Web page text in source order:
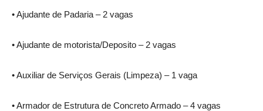
• Ajudante de Padaria – 2 vagas
• Ajudante de motorista/Deposito – 2 vagas
• Auxiliar de Serviços Gerais (Limpeza) – 1 vaga
• Armador de Estrutura de Concreto Armado – 4 vagas